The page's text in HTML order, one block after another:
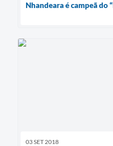
Nhandeara é campeã do
03 SET 2018